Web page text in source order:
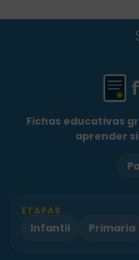
Fichas educativas
aprender
ETAPAS
Infantil Primaria